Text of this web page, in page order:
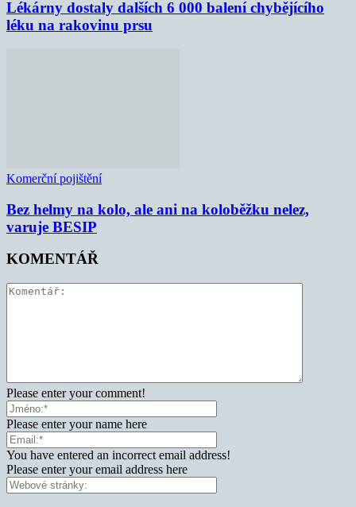
Lékárny dostaly dalších 6 000 balení chybějícího
léku na rakovinu prsu
Komerční pojištění
Bez helmy na kolo, ale ani na koloběžku nelez,
varuje BESIP
KOMENTÁŘ
Please enter your comment!
Please enter your name here
You have entered an incorrect email address!
Please enter your email address here